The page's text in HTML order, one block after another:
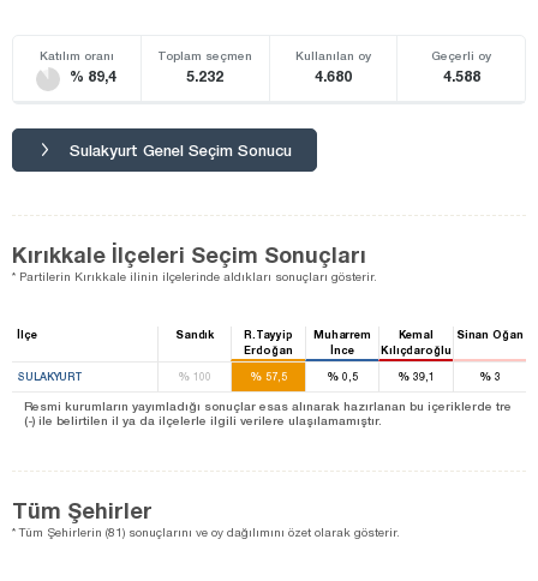
Katılım oranı
% 89,4
Toplam seçmen
5.232
Kullanılan oy
4.680
Geçerli oy
4.588
Sulakyurt Genel Seçim Sonucu
Kırıkkale İlçeleri Seçim Sonuçları
* Partilerin Kırıkkale ilinin ilçelerinde aldıkları sonuçları gösterir.
İlçe Sandık
R.Tayyip
Erdoğan
Muharrem
İnce
Kemal
Kılıçdaroğlu
Sinan Oğan
SULAKYURT % 100 % 57,5 % 0,5 % 39,1 %3
Resmi kurumların yayımladığı sonuçlar esas alınarak hazırlanan bu içeriklerde tre
(-) ile belirtilen il ya da ilçelerle ilgili verilere ulaşılamamıştır.
Tüm Şehirler
* Tüm Şehirlerin (81) sonuçlarını ve oy dağılımını özet olarak gösterir.